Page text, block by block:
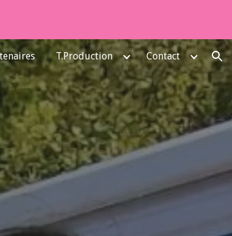
T.Production Contact